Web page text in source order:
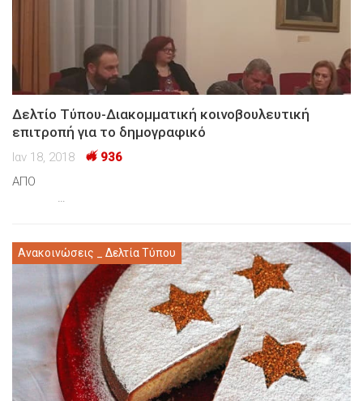
Δελτίο Τύπου-Διακομματική κοινοβουλευτική
επιτροπή για το δημογραφικό
Ιαν 18, 2018
936
ΑΠΟ
…
Ανακοινώσεις _ Δελτία Τύπου